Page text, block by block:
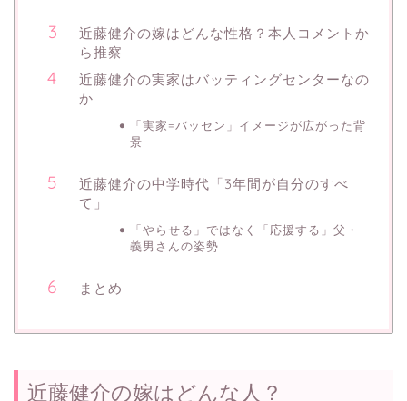
近藤健介の嫁はどんな性格？本人コメントか
ら推察
近藤健介の実家はバッティングセンターなの
か
「実家=バッセン」イメージが広がった背
景
近藤健介の中学時代「3年間が自分のすべ
て」
「やらせる」ではなく「応援する」父・
義男さんの姿勢
まとめ
近藤健介の嫁はどんな人？